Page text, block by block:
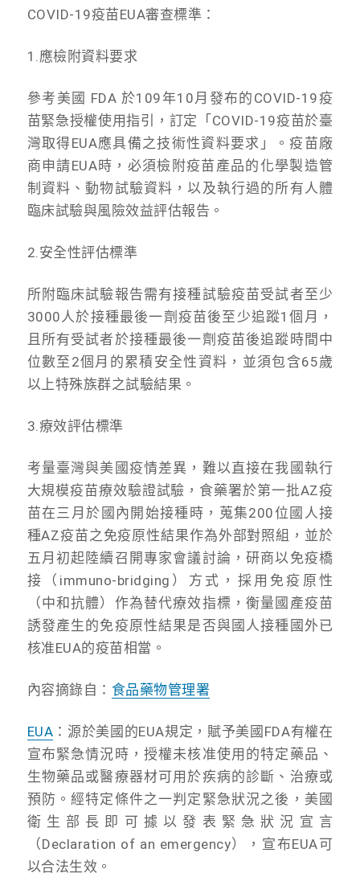
COVID-19疫苗EUA審查標準：
1.應檢附資料要求
參考美國 FDA 於109年10月發布的COVID-19疫
苗緊急授權使用指引，訂定「COVID-19疫苗於臺
灣取得EUA應具備之技術性資料要求」。疫苗廠
商申請EUA時，必須檢附疫苗產品的化學製造管
制資料、動物試驗資料，以及執行過的所有人體
臨床試驗與風險效益評估報告。
2.安全性評估標準
所附臨床試驗報告需有接種試驗疫苗受試者至少
3000人於接種最後一劑疫苗後至少追蹤1個月，
且所有受試者於接種最後一劑疫苗後追蹤時間中
位數至2個月的累積安全性資料，並須包含65歲
以上特殊族群之試驗結果。
3.療效評估標準
考量臺灣與美國疫情差異，難以直接在我國執行
大規模疫苗療效驗證試驗，食藥署於第一批AZ疫
苗在三月於國內開始接種時，蒐集200位國人接
種AZ疫苗之免疫原性結果作為外部對照組，並於
五月初起陸續召開專家會議討論，研商以免疫橋
接（immuno-bridging）方式，採用免疫原性
（中和抗體）作為替代療效指標，衡量國產疫苗
誘發產生的免疫原性結果是否與國人接種國外已
核准EUA的疫苗相當。
內容摘錄自： 食品藥物管理署
EUA ：源於美國的EUA規定，賦予美國FDA有權在
宣布緊急情況時，授權未核准使用的特定藥品、
生物藥品或醫療器材可用於疾病的診斷、治療或
預防。經特定條件之一判定緊急狀況之後，美國
衛生部長即可據以發表緊急狀況宣言
（Declaration of an emergency），宣布EUA可
以合法生效。